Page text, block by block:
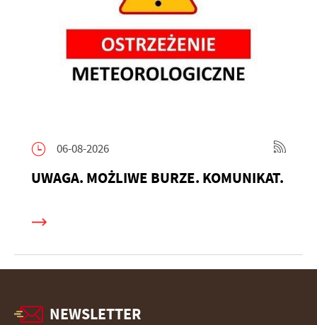
06-08-2026
UWAGA. MOŻLIWE BURZE. KOMUNIKAT.
NEWSLETTER